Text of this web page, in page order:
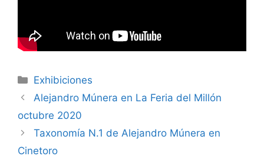
Categorías
Exhibiciones
Alejandro Múnera en La Feria del Millón
octubre 2020
Taxonomía N.1 de Alejandro Múnera en
Cinetoro